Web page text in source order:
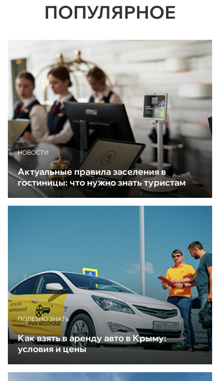
ПОПУЛЯРНОЕ
НОВОСТИ
Актуальные правила заселения в
гостиницы: что нужно знать туристам
ПОЛЕЗНО ЗНАТЬ
Как взять в аренду авто в Крыму:
условия и цены